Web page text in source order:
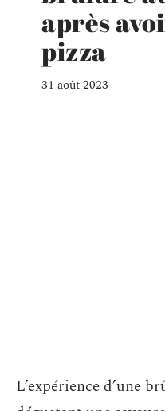
après
pizza
31 août 2023
L’expérience d’une